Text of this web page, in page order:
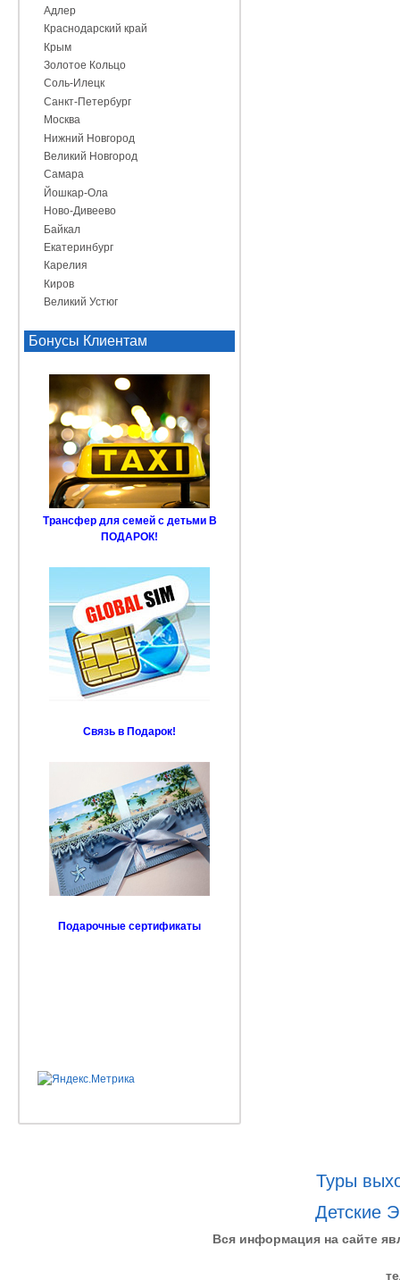
Адлер
Краснодарский край
Крым
Золотое Кольцо
Соль-Илецк
Санкт-Петербург
Москва
Нижний Новгород
Великий Новгород
Самара
Йошкар-Ола
Ново-Дивеево
Байкал
Екатеринбург
Карелия
Киров
Великий Устюг
Бонусы Клиентам
Трансфер для семей с детьми В
ПОДАРОК!
Связь в Подарок!
Подарочные сертификаты
Туры
Детские
Вся информация на сайте